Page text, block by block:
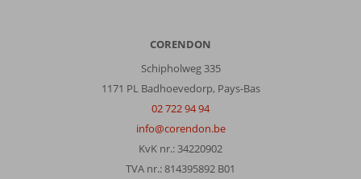
CORENDON
Schipholweg 335
1171 PL Badhoevedorp, Pays-Bas
02 722 94 94
info@corendon.be
KvK nr.: 34220902
TVA nr.: 814395892 B01